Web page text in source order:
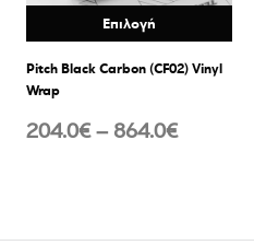
Επιλογή
Pitch Black Carbon (CF02) Vinyl
Wrap
204.0€– 864.0€